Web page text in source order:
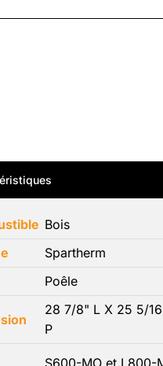
Bois
Spartherm
Poêle
28 7/8" L X 25 5/
P
S600-MO et L800-